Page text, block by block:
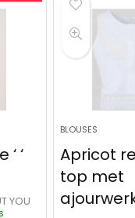
‘
YOU
BLOUSES
Apricot
top met